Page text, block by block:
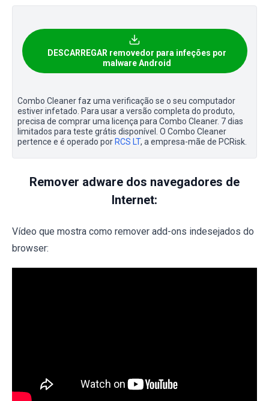
DESCARREGAR removedor para infeções por
malware Android
Combo Cleaner faz uma verificação se o seu computador
estiver infetado. Para usar a versão completa do produto,
precisa de comprar uma licença para Combo Cleaner. 7 dias
limitados para teste grátis disponível. O Combo Cleaner
pertence e é operado por RCS LT, a empresa-mãe de PCRisk.
Remover adware dos navegadores de
Internet:
Vídeo que mostra como remover add-ons indesejados do
browser: